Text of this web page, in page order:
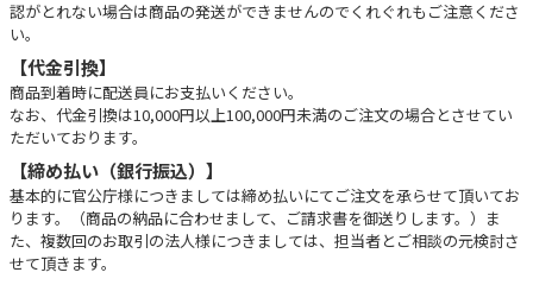
認がとれない場合は商品の発送ができませんのでくれぐれもご注意くださ
い。
【代金引換】
商品到着時に配送員にお支払いください。
なお、代金引換は10,000円以上100,000円未満のご注文の場合とさせてい
ただいております。
【締め払い（銀行振込）】
基本的に官公庁様につきましては締め払いにてご注文を承らせて頂いてお
ります。（商品の納品に合わせまして、ご請求書を御送りします。）ま
た、複数回のお取引の法人様につきましては、担当者とご相談の元検討さ
せて頂きます。